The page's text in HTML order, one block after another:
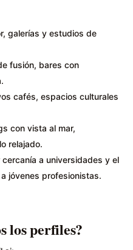
galerías y estudios de
fusión, bares con
cafés, espacios culturales
con vista al mar,
relajado.
cercanía a universidades y el
jóvenes profesionistas.
los perfiles?